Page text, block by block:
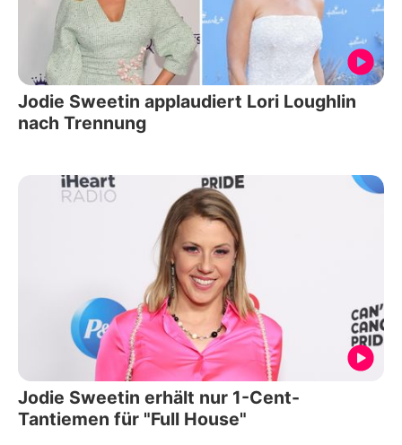
Jodie Sweetin applaudiert Lori Loughlin
nach Trennung
Jodie Sweetin erhält nur 1-Cent-
Tantiemen für "Full House"